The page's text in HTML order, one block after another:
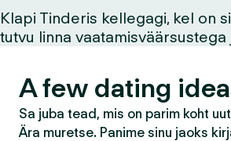
Klapi Tinderis kellegagi, kel on
tutvu linna
A few dating
Sa juba tead, mis on parim koht
Ära muretse. Panime sinu jaoks